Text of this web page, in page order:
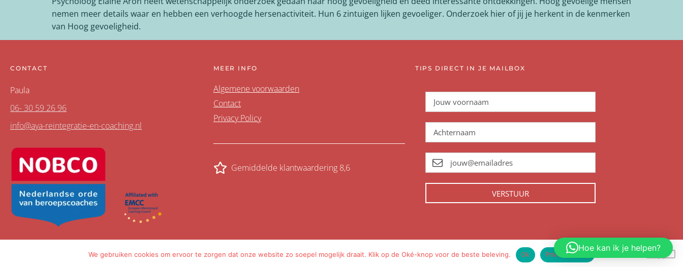
nemen meer details waar en hebben een verhoogde hersenactiviteit. Hun 6 zintuigen lijken gevoeliger. Onderzoek hier of jij je herkent in de kenmerken
van Hoog gevoeligheid.
CONTACT
Paula
06- 30 59 26 96
info@aya-reintegratie-en-coaching.nl
MEER INFO
Algemene voorwaarden
Contact
Privacy Policy
Gemiddelde klantwaardering 8,6
TIPS DIRECT IN JE MAILBOX
VERSTUUR
Amsterdam
Hoe kan ik je helpen?
We gebruiken cookies om ervoor te zorgen dat onze website zo soepel mogelijk draait. Klik op de Oké-knop voor de beste beleving. Ok Privacy policy